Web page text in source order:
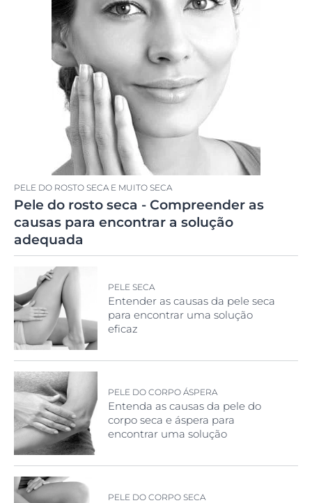
PELE DO ROSTO SECA E MUITO SECA
Pele do rosto seca - Compreender as
causas para encontrar a solução
adequada
PELE SECA
Entender as causas da pele seca
para encontrar uma solução
eficaz
PELE DO CORPO ÁSPERA
Entenda as causas da pele do
corpo seca e áspera para
encontrar uma solução
PELE DO CORPO SECA